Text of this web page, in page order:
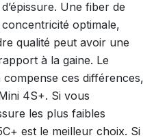
Une fiber de
optimale,
qualité peut avoir une
à la gaine. Le
ces différences,
4S+. Si vous
les plus faibles
est le meilleur choix. Si